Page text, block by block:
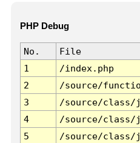
PHP Debug
No. File
1
/index.php
2
/source/
3
/source/class/
4
/source/class/
5
/source/class/